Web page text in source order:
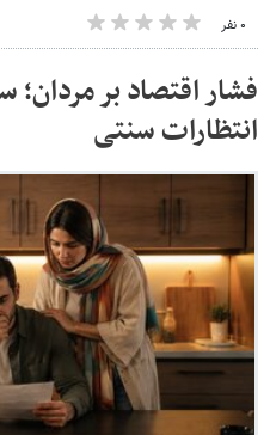
۰ نفر
فشار اقتصاد بر
انتظارات سنتی